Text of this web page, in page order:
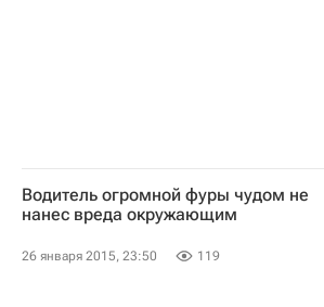
Водитель огромной фуры чудом не
нанес вреда окружающим
26 января 2015, 23:50 119